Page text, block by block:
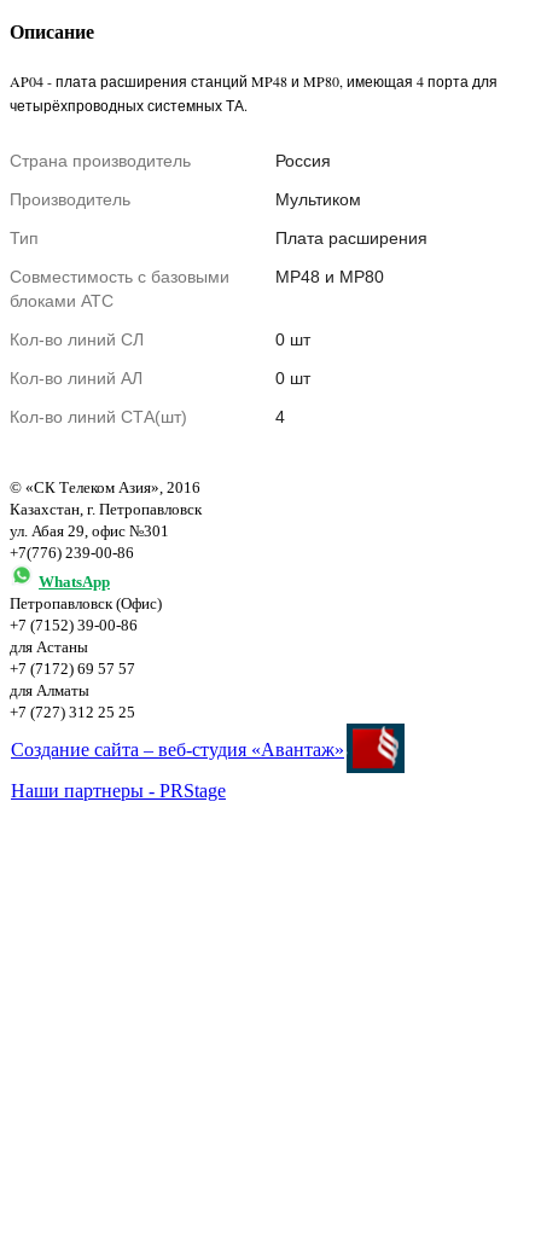
Описание
AP04 - плата расширения станций MP48 и MP80, имеющая 4 порта для
четырёхпроводных системных ТА.
Страна производитель
Россия
Производитель
Мультиком
Тип
Плата расширения
Совместимость с базовыми
блоками АТС
MP48 и MP80
Кол-во линий СЛ
0 шт
Кол-во линий АЛ
0 шт
Кол-во линий СТА(шт)
4
© «СК Телеком Азия», 2016
Казахстан, г. Петропавловск
ул. Абая 29, офис №301
+7(776) 239-00-86
WhatsApp
Петропавловск (Офис)
+7 (7152) 39-00-86
для Астаны
+7 (7172) 69 57 57
для Алматы
+7 (727) 312 25 25
Создание сайта – веб-студия «Авантаж»
Наши партнеры - PRStage